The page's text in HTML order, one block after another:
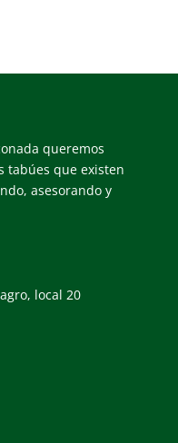
queremos
tabúes que existen
asesorando y
local 20